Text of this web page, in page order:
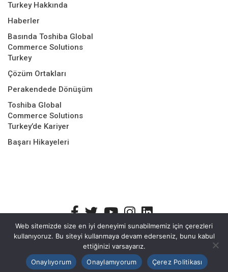
Turkey Hakkında
Haberler
Basında Toshiba Global
Commerce Solutions
Turkey
Çözüm Ortakları
Perakendede Dönüşüm
Toshiba Global
Commerce Solutions
Turkey’de Kariyer
Başarı Hikayeleri
Bilgi Güvenliği Politikası Kişisel Verilerin Korunması
Site Çerez
Hizmet Yönetim Politikası
Web sitemizde size en iyi deneyimi sunabilmemiz için çerezleri
kullanıyoruz. Bu siteyi kullanmaya devam ederseniz, bunu kabul
ettiğinizi varsayarız.
Onaylıyorum
Onaylamıyorum Çerez Politikası